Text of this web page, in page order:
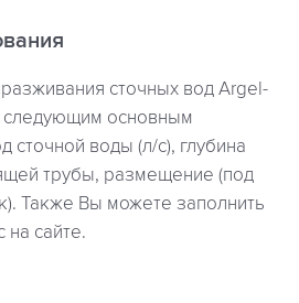
сточных вод Argel-
следующим основным
сточной воды (л/с), глубина
трубы, размещение (под
Также Вы можете заполнить
на сайте.